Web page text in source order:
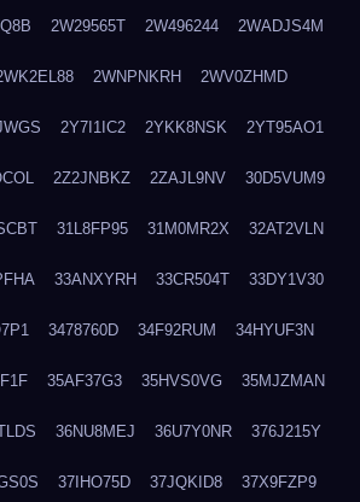
2W29565T 2W496244 2WADJS4M
2WNPNKRH 2WV0ZHMD
2Y7I1IC2 2YKK8NSK 2YT95AO1
2Z2JNBKZ 2ZAJL9NV 30D5VUM9
31L8FP95 31M0MR2X 32AT2VLN
33ANXYRH 33CR504T 33DY1V30
3478760D 34F92RUM 34HYUF3N
35AF37G3 35HVS0VG 35MJZMAN
36NU8MEJ 36U7Y0NR 376J215Y
37IHO75D 37JQKID8 37X9FZP9